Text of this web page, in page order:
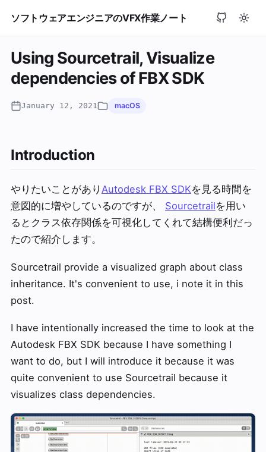
ソフトウェアエンジニアのVFX作業ノート
Using Sourcetrail, Visualize
dependencies of FBX SDK
January 12, 2021 macOS
Introduction
やりたいことがあり Autodesk FBX SDKを見る時間を
意図的に増やしているのですが、 Sourcetrailを用い
るとクラス依存関係を可視化してくれて結構便利だっ
たので紹介します。
Sourcetrail provide a visualized graph about class
inheritance. It's convenient to use, i note it in this
post.
I have intentionally increased the time to look at the
Autodesk FBX SDK because I have something I
want to do, but I will introduce it because it was
quite convenient to use Sourcetrail because it
visualizes class dependencies.